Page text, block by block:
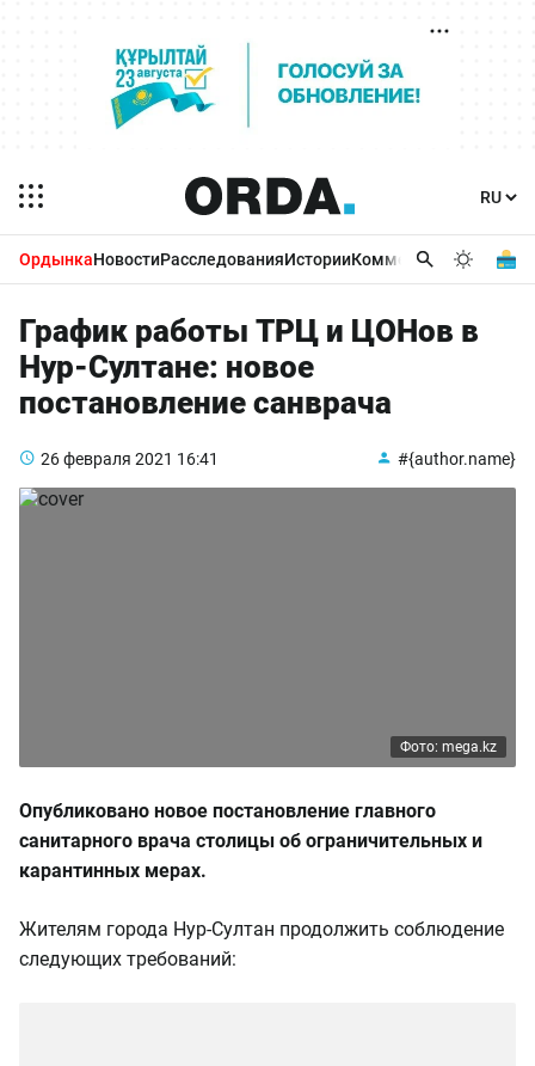
ОрдынкаНовостиРасследованияИсторииКомментарииБизнес
График работы ТРЦ и ЦОНов в
Нур-Султане: новое
постановление санврача
26 февраля 2021 16:41 #{author.name}
Фото: mega.kz
Опубликовано новое постановление главного
санитарного врача столицы об ограничительных и
карантинных мерах.
Жителям города Нур-Султан продолжить соблюдение
следующих требований: